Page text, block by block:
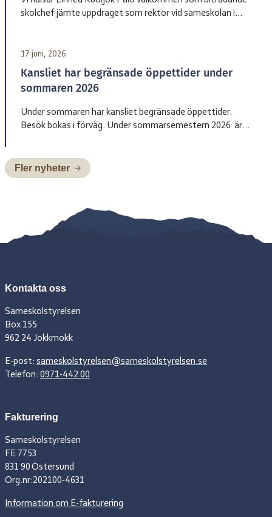
skolchef jämte uppdraget som rektor vid sameskolan i
17 juni, 2026
Kansliet har begränsade öppettider under
sommaren 2026
Under sommaren har kansliet begränsade öppettider.
Besök bokas i förväg. Under sommarsemestern 2026 är
Pittja träder in som tillförordnad skolchef 6 juli till och med
10 juli, Paulus Kuoljok träder in som tillförordnad skolchef
Fler nyheter
Kontakta oss
Sameskolstyrelsen
Box 155
962 24 Jokkmokk
E-post: sameskolstyrelsen@sameskolstyrelsen.se
Telefon: 0971-442 00
Fakturering
Sameskolstyrelsen
FE 7753
831 90 Östersund
Org.nr:202100-4631
Information om E-fakturering